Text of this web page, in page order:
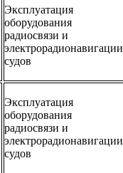
Эксплуатация
оборудования
радиосвязи и
электрорадионавигации
судов
Эксплуатация
оборудования
радиосвязи и
электрорадионавигации
судов